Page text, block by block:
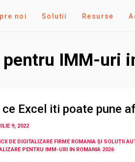
noi Solutii Resurse
IMM-uri
ce Excel iti poate pune
9, 2022
DE DIGITALIZARE FIRME ROMANIA ȘI SOLUȚII
PENTRU IMM-URI IN ROMANIA 2026